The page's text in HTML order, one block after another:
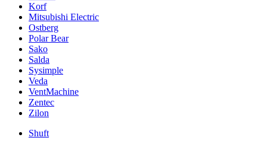
Korf
Mitsubishi Electric
Ostberg
Polar Bear
Sako
Salda
Sysimple
Veda
VentMachine
Zentec
Zilon
Shuft